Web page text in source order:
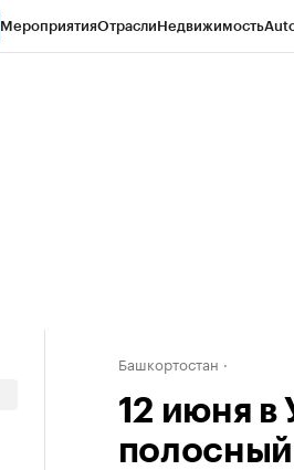
МероприятияОтраслиНедвижимость
Башкортостан
12 июня в
полосный